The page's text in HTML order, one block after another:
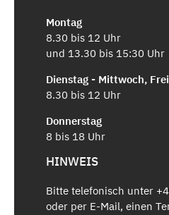
Montag
8.30 bis 12 Uhr
und 13.30 bis 15:30 Uhr
Dienstag - Mittwoch,
8.30 bis 12 Uhr
Donnerstag
8 bis 18 Uhr
HINWEIS
Bitte telefonisch unter
oder per E-Mail, einen